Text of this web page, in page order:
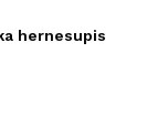
hernesupis